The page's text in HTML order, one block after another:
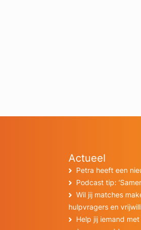
Actueel
Petra heeft een
Podcast tip:
Wil jij matches
hulpvragers en
Help jij iemand met